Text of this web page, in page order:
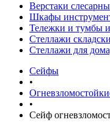
Верстаки
Шкафы
Тележки и тумбы
Стеллажи
Стеллажи для
Сейфы
•
•
Сейф